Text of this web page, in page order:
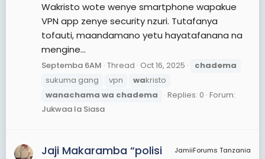
Wakristo wote wenye smartphone wapakue
VPN app zenye security nzuri. Tutafanya
tofauti, maandamano yetu hayatafanana na
mengine...
Septemba 6AM Thread Oct 16, 2025
chadema
sukuma gang
vpn wakristo
wanachama wa chadema Replies: 0 Forum:
Jukwaa la Siasa
JamiiForums Tanzania
Jaji Makaramba “polisi